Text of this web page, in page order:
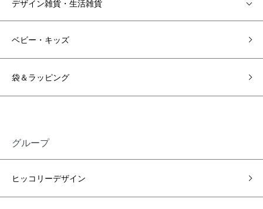
デザイン雑貨・生活雑貨
ベビー・キッズ
袋＆ラッピング
グループ
ヒッコリーデザイン